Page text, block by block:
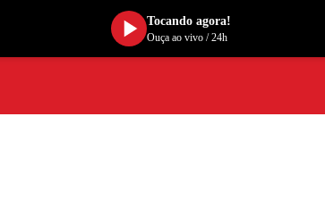
Tocando agora!
Ouça ao vivo/24h